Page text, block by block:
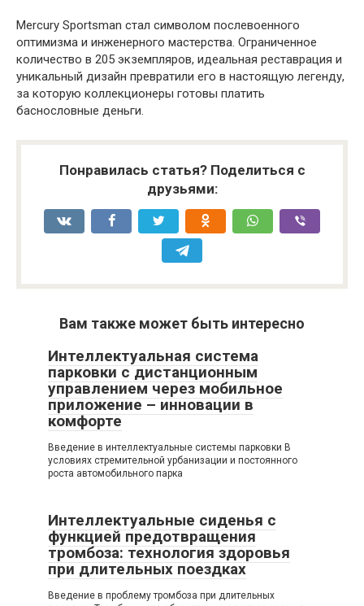
Mercury Sportsman стал символом послевоенного
оптимизма и инженерного мастерства. Ограниченное
количество в 205 экземпляров, идеальная реставрация и
уникальный дизайн превратили его в настоящую легенду,
за которую коллекционеры готовы платить
баснословные деньги.
Понравилась статья? Поделиться с
друзьями:
Вам также может быть интересно
Интеллектуальная система
парковки с дистанционным
управлением через мобильное
приложение – инновации в
комфорте
Введение в интеллектуальные системы парковки В
условиях стремительной урбанизации и постоянного
роста автомобильного парка
Интеллектуальные сиденья с
функцией предотвращения
тромбоза: технология здоровья
при длительных поездках
Введение в проблему тромбоза при длительных